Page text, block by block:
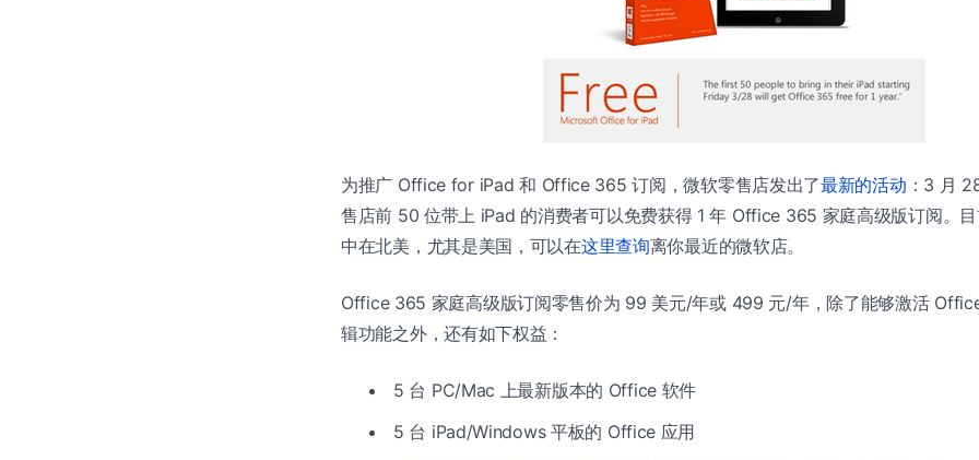
为推广 Office for iPad 和 Office 365 订阅，微软零售店发出了最新的活动 ：3 月
售店前 50 位带上 iPad 的消费者可以免费获得 1 年 Office 365 家庭高级版订阅。
中在北美，尤其是美国，可以在这里查询离你最近的微软店。
Office 365 家庭高级版订阅零售价为 99 美元/年或 499 元/年，除了能够激活
辑功能之外，还有如下权益：
5 台 PC/Mac 上最新版本的 Office 软件
5 台 iPad/Windows 平板的 Office 应用